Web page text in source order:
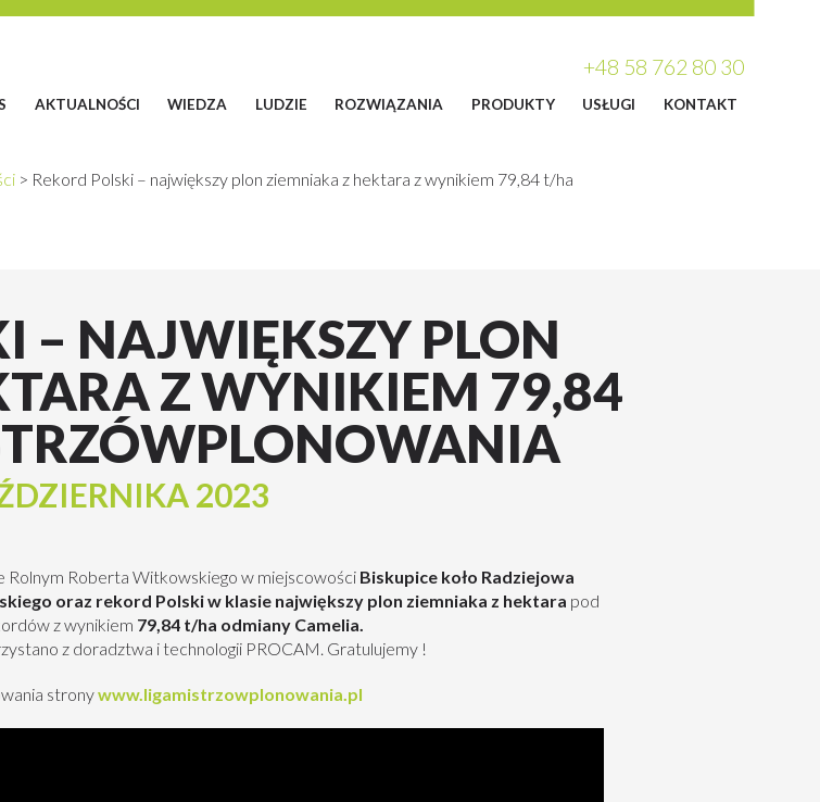
+48 58 762 80 30
AKTUALNOŚCI WIEDZA LUDZIE ROZWIĄZANIA PRODUKTY USŁUGI KONTAKT
> Rekord Polski – największy plon ziemniaka z hektara z wynikiem 79,84 t/ha
– NAJWIĘKSZY PLON
Z WYNIKIEM 79,84
2023
Rolnym Roberta Witkowskiego w miejscowości Biskupice koło Radziejowa
oraz rekord Polski w klasie największy plon ziemniaka z hektara pod
z wynikiem 79,84 t/ha odmiany Camelia.
z doradztwa i technologii PROCAM. Gratulujemy !
stronywww.ligamistrzowplonowania.pl